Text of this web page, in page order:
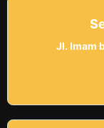
Jl. Imam